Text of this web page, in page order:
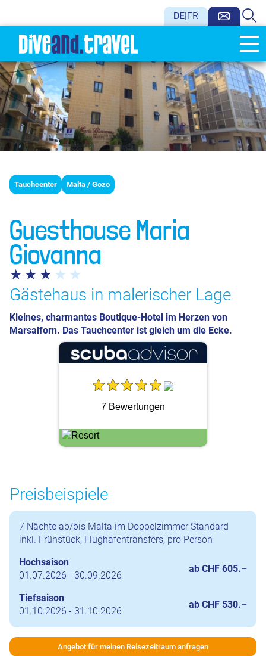
DE FR
Tauchcenter Malta / Gozo
Guesthouse Maria
Giovanna
Gästehaus in malerischer Lage
Kleines, charmantes Boutique-Hotel im Herzen von
Marsalforn. Das Tauchcenter ist gleich um die Ecke.
7 Bewertungen
Preisbeispiele
7 Nächte ab/bis Malta im Doppelzimmer Standard
inkl. Frühstück, Flughafentransfers, pro Person
Hochsaison
01.07.2026 - 30.09.2026
ab CHF 605.–
Tiefsaison
01.10.2026 - 31.10.2026
ab CHF 530.–
Angebot für meinen Reisezeitraum anfragen